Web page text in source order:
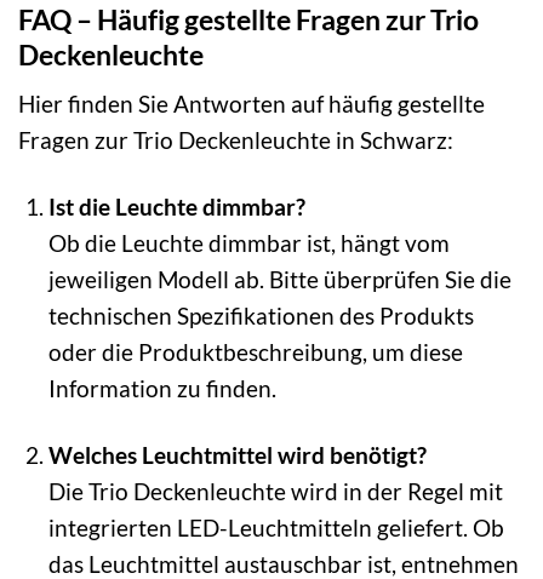
FAQ – Häufig gestellte Fragen zur Trio
Deckenleuchte
Hier finden Sie Antworten auf häufig gestellte
Fragen zur Trio Deckenleuchte in Schwarz:
Ist die Leuchte dimmbar?
Ob die Leuchte dimmbar ist, hängt vom
jeweiligen Modell ab. Bitte überprüfen Sie die
technischen Spezifikationen des Produkts
oder die Produktbeschreibung, um diese
Information zu finden.
Welches Leuchtmittel wird benötigt?
Die Trio Deckenleuchte wird in der Regel mit
integrierten LED-Leuchtmitteln geliefert. Ob
das Leuchtmittel austauschbar ist, entnehmen